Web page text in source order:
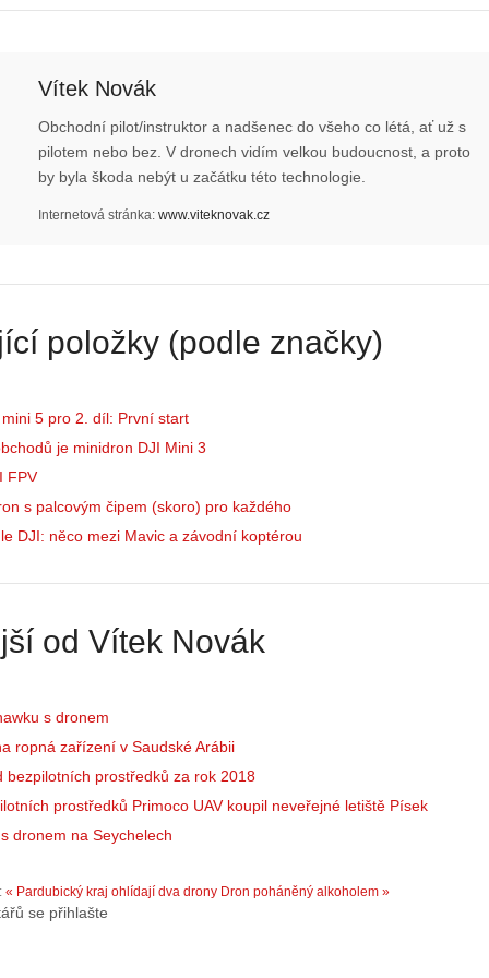
Vítek Novák
Obchodní pilot/instruktor a nadšenec do všeho co létá, ať už s
pilotem nebo bez. V dronech vidím velkou budoucnost, a proto
by byla škoda nebýt u začátku této technologie.
Internetová stránka: www.viteknovak.cz
položky (podle značky)
5 pro 2. díl: První start
je minidron DJI Mini 3
FPV
s palcovým čipem (skoro) pro každého
DJI: něco mezi Mavic a závodní koptérou
od Vítek Novák
s dronem
ropná zařízení v Saudské Arábii
bezpilotních prostředků za rok 2018
prostředků Primoco UAV koupil neveřejné letiště Písek
dronem na Seychelech
« Pardubický kraj ohlídají dva drony Dron poháněný alkoholem »
se přihlašte
i
o
n
ů
1
N
e
v
m
z
m
S
r
i
í
n
m
d
y
3
.
l